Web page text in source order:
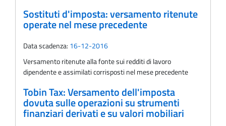
Sostituti d'imposta: versamento ritenute
operate nel mese precedente
Data scadenza: 16-12-2016
Versamento ritenute alla fonte sui redditi di lavoro
dipendente e assimilati corrisposti nel mese precedente
Tobin Tax: Versamento dell'imposta
dovuta sulle operazioni su strumenti
finanziari derivati e su valori mobiliari